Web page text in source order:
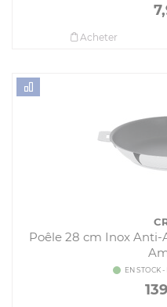
Acheter
Poêle 28 cm Inox Anti-
EN STOCK